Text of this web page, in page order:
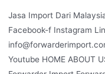
Jasa Import Dari
Facebook-f Instagram
Youtube HOME ABOUT